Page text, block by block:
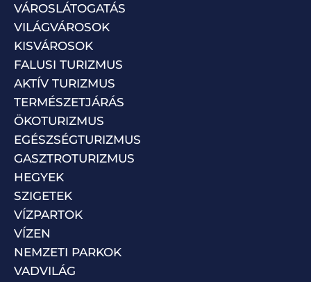
VÁROSLÁTOGATÁS
VILÁGVÁROSOK
KISVÁROSOK
FALUSI TURIZMUS
AKTÍV TURIZMUS
TERMÉSZETJÁRÁS
ÖKOTURIZMUS
EGÉSZSÉGTURIZMUS
GASZTROTURIZMUS
HEGYEK
SZIGETEK
VÍZPARTOK
VÍZEN
NEMZETI PARKOK
VADVILÁG